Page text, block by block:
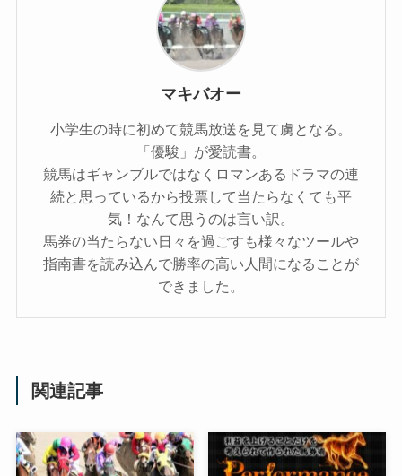
マキバオー
小学生の時に初めて競馬放送を見て虜となる。
「優駿」が愛読書。
競馬はギャンブルではなくロマンあるドラマの連
続と思っているから投票して当たらなくても平
気！なんて思うのは言い訳。
馬券の当たらない日々を過ごすも様々なツールや
指南書を読み込んで勝率の高い人間になることが
できました。
関連記事